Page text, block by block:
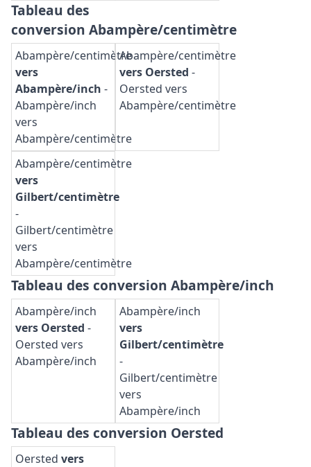
Tableau des
conversion Abampère/centimètre
Abampère/centimètre
vers
Abampère/inch -
Abampère/inch
vers
Abampère/centimètre
Abampère/centimètre
vers Oersted -
Oersted vers
Abampère/centimètre
Abampère/centimètre
vers
Gilbert/centimètre
-
Gilbert/centimètre
vers
Abampère/centimètre
Tableau des conversion Abampère/inch
Abampère/inch
vers Oersted -
Oersted vers
Abampère/inch
Abampère/inch
vers
Gilbert/centimètre
-
Gilbert/centimètre
vers
Abampère/inch
Tableau des conversion Oersted
Oersted vers